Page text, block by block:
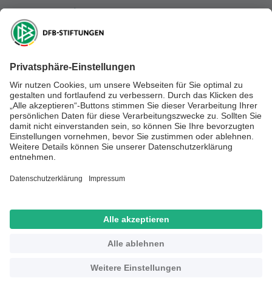
DFB-Stiftung Sepp Herberger
NEWSLETTER ABONNIEREN
Anmelden
Datenschutz